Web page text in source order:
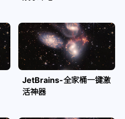
JetBrains-全家桶一键激
活神器